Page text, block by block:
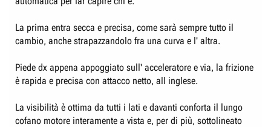
La prima entra secca e precisa, come sarà sempre tutto il
cambio, anche strapazzandolo fra una curva e l' altra.
Piede dx appena appoggiato sull' acceleratore e via, la frizione
è rapida e precisa con attacco netto, all inglese.
La visibilità è ottima da tutti i lati e davanti conforta il lungo
cofano motore interamente a vista e, per di più, sottolineato